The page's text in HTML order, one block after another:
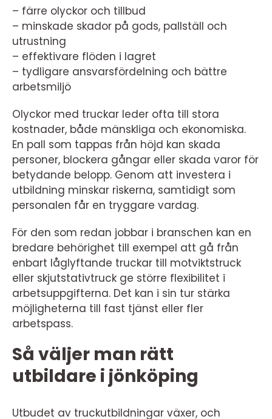
– färre olyckor och tillbud
– minskade skador på gods, pallställ och
utrustning
– effektivare flöden i lagret
– tydligare ansvarsfördelning och bättre
arbetsmiljö
Olyckor med truckar leder ofta till stora
kostnader, både mänskliga och ekonomiska.
En pall som tappas från höjd kan skada
personer, blockera gångar eller skada varor för
betydande belopp. Genom att investera i
utbildning minskar riskerna, samtidigt som
personalen får en tryggare vardag.
För den som redan jobbar i branschen kan en
bredare behörighet till exempel att gå från
enbart låglyftande truckar till motviktstruck
eller skjutstativtruck ge större flexibilitet i
arbetsuppgifterna. Det kan i sin tur stärka
möjligheterna till fast tjänst eller fler
arbetspass.
Så väljer man rätt
utbildare i jönköping
Utbudet av truckutbildningar växer, och